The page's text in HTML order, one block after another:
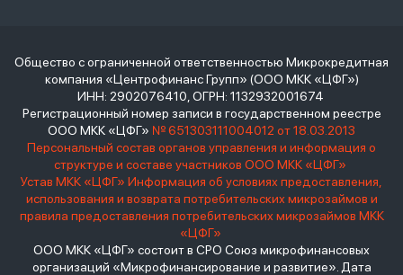
Общество с ограниченной ответственностью Микрокредитная
компания «Центрофинанс Групп» (ООО МКК «ЦФГ»)
ИНН: 2902076410, ОГРН: 1132932001674
Регистрационный номер записи в государственном реестре
ООО МКК «ЦФГ» № 651303111004012 от 18.03.2013
Персональный состав органов управления и информация о
структуре и составе участников ООО МКК «ЦФГ»
Устав МКК «ЦФГ» Информация об условиях предоставления,
использования и возврата потребительских микрозаймов и
правила предоставления потребительских микрозаймов МКК
«ЦФГ»
ООО МКК «ЦФГ» состоит в СРО Союз микрофинансовых
организаций «Микрофинансирование и развитие». Дата